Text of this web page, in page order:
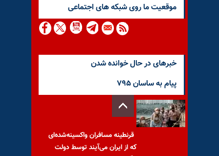
موقعيت ما روى شبكه هاى اجتماعى
خبرهای در حال خوانده شدن
پیام به ساسان ۷۹۵
قرنطینه مسافران واکسینه‌شده‌ای
که از ایران می‌آیند توسط دولت